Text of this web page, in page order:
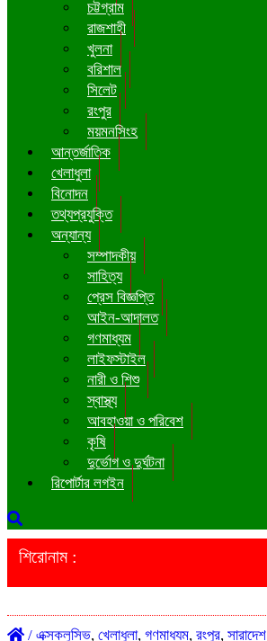
চট্টগ্রাম
রাজশাহী
খুলনা
বরিশাল
সিলেট
রংপুর
ময়মনসিংহ
আন্তর্জাতিক
খেলাধুলা
বিনোদন
তথ্যপ্রযুক্তি
অন্যান্য
সম্পাদকীয়
সাহিত্য
প্রেস বিজ্ঞপ্তি
আইন-আদালত
গণমাধ্যম
লাইফস্টাইল
নারী ও শিশু
স্বাস্থ্য
আবহাওয়া ও পরিবেশ
কৃষি
দুর্ভোগ ও দুর্ঘটনা
রিপোর্টার লগইন
শিরোনাম :
/ এক্সক্লুসিভ, খেলাধুলা, গণমাধ্যম, রংপুর, সারাদেশ